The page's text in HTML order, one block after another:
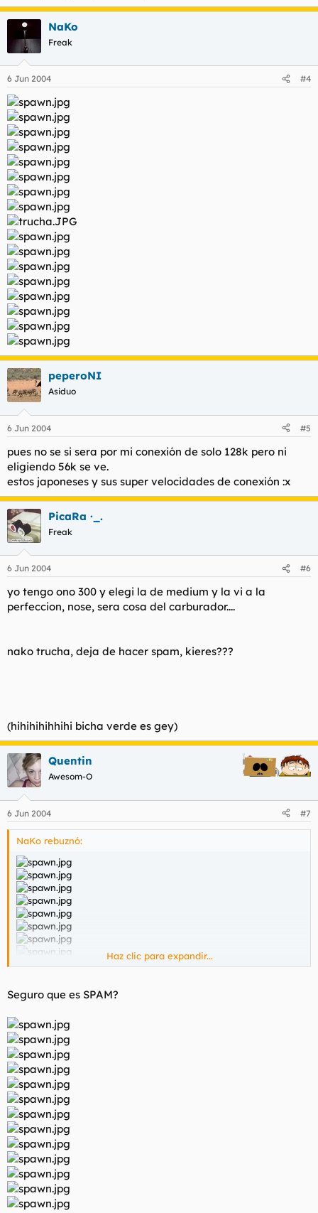
NaKo
Freak
6 Jun 2004 #4
peperoNI
Asiduo
6 Jun 2004 #5
pues no se si sera por mi conexión de solo 128k pero ni
eligiendo 56k se ve.
estos japoneses y sus super velocidades de conexión :x
PicaRa ·_.
Freak
6 Jun 2004 #6
yo tengo ono 300 y elegi la de medium y la vi a la
perfeccion, nose, sera cosa del carburador....
nako trucha, deja de hacer spam, kieres???
(hihihihihhihi bicha verde es gey)
Quentin
Awesom-O
6 Jun 2004 #7
NaKo rebuznó:
Haz clic para expandir...
Seguro que es SPAM?